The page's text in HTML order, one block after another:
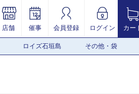
店舗 催事 会員登録 ログイン カー
ロイズ石垣島 その他・袋